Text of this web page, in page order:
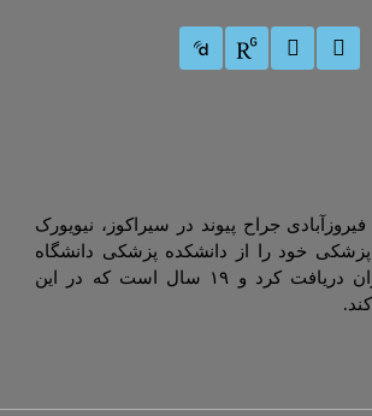
جراح پیوند در سیراکوز، نیویورک
خود را از دانشکده پزشکی دانشگاه
علوم پزشکی تهران دریافت کرد و ۱۹ سال است که در این